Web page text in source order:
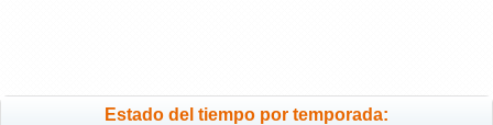
Estado del tiempo por temporada: